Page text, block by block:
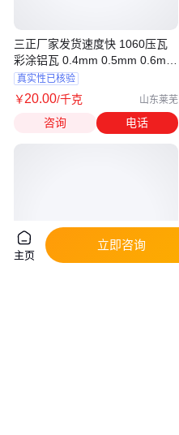
三正厂家发货速度快 1060压瓦
彩涂铝瓦 0.4mm 0.5mm 0.6mm
0.7mm
真实性已核验
￥20.00/千克 山东莱芜
咨询 电话
主页
立即咨询